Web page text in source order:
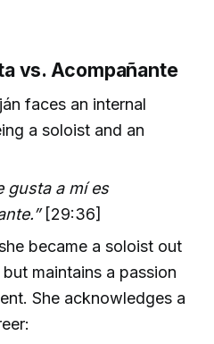
vs. Acompañante
faces an internal
a soloist and an
gusta a mí es
[29:36]
became a soloist out
maintains a passion
She acknowledges a